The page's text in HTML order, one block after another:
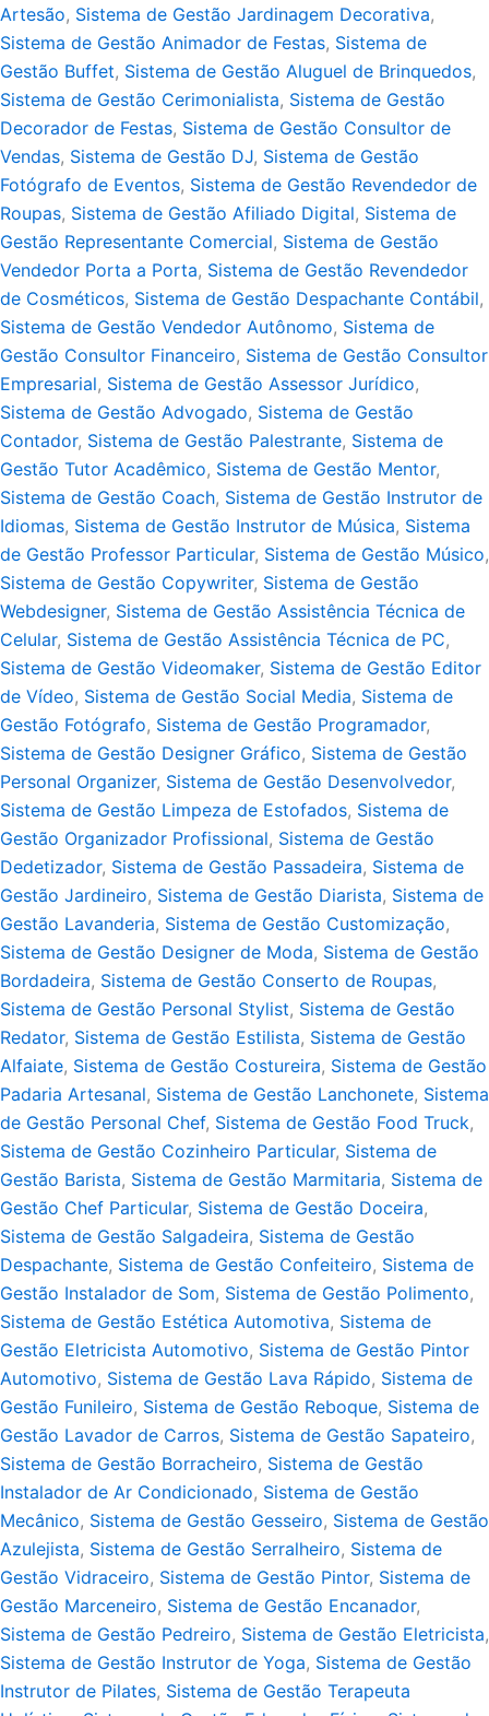
Artesão, Sistema de Gestão Jardinagem Decorativa,
Sistema de Gestão Animador de Festas, Sistema de
Gestão Buffet, Sistema de Gestão Aluguel de Brinquedos,
Sistema de Gestão Cerimonialista, Sistema de Gestão
Decorador de Festas, Sistema de Gestão Consultor de
Vendas, Sistema de Gestão DJ, Sistema de Gestão
Fotógrafo de Eventos, Sistema de Gestão Revendedor de
Roupas, Sistema de Gestão Afiliado Digital, Sistema de
Gestão Representante Comercial, Sistema de Gestão
Vendedor Porta a Porta, Sistema de Gestão Revendedor
de Cosméticos, Sistema de Gestão Despachante Contábil,
Sistema de Gestão Vendedor Autônomo, Sistema de
Gestão Consultor Financeiro, Sistema de Gestão Consultor
Empresarial, Sistema de Gestão Assessor Jurídico,
Sistema de Gestão Advogado, Sistema de Gestão
Contador, Sistema de Gestão Palestrante, Sistema de
Gestão Tutor Acadêmico, Sistema de Gestão Mentor,
Sistema de Gestão Coach, Sistema de Gestão Instrutor de
Idiomas, Sistema de Gestão Instrutor de Música, Sistema
de Gestão Professor Particular, Sistema de Gestão Músico,
Sistema de Gestão Copywriter, Sistema de Gestão
Webdesigner, Sistema de Gestão Assistência Técnica de
Celular, Sistema de Gestão Assistência Técnica de PC,
Sistema de Gestão Videomaker, Sistema de Gestão Editor
de Vídeo, Sistema de Gestão Social Media, Sistema de
Gestão Fotógrafo, Sistema de Gestão Programador,
Sistema de Gestão Designer Gráfico, Sistema de Gestão
Personal Organizer, Sistema de Gestão Desenvolvedor,
Sistema de Gestão Limpeza de Estofados, Sistema de
Gestão Organizador Profissional, Sistema de Gestão
Dedetizador, Sistema de Gestão Passadeira, Sistema de
Gestão Jardineiro, Sistema de Gestão Diarista, Sistema de
Gestão Lavanderia, Sistema de Gestão Customização,
Sistema de Gestão Designer de Moda, Sistema de Gestão
Bordadeira, Sistema de Gestão Conserto de Roupas,
Sistema de Gestão Personal Stylist, Sistema de Gestão
Redator, Sistema de Gestão Estilista, Sistema de Gestão
Alfaiate, Sistema de Gestão Costureira, Sistema de Gestão
Padaria Artesanal, Sistema de Gestão Lanchonete, Sistema
de Gestão Personal Chef, Sistema de Gestão Food Truck,
Sistema de Gestão Cozinheiro Particular, Sistema de
Gestão Barista, Sistema de Gestão Marmitaria, Sistema de
Gestão Chef Particular, Sistema de Gestão Doceira,
Sistema de Gestão Salgadeira, Sistema de Gestão
Despachante, Sistema de Gestão Confeiteiro, Sistema de
Gestão Instalador de Som, Sistema de Gestão Polimento,
Sistema de Gestão Estética Automotiva, Sistema de
Gestão Eletricista Automotivo, Sistema de Gestão Pintor
Automotivo, Sistema de Gestão Lava Rápido, Sistema de
Gestão Funileiro, Sistema de Gestão Reboque, Sistema de
Gestão Lavador de Carros, Sistema de Gestão Sapateiro,
Sistema de Gestão Borracheiro, Sistema de Gestão
Instalador de Ar Condicionado, Sistema de Gestão
Mecânico, Sistema de Gestão Gesseiro, Sistema de Gestão
Azulejista, Sistema de Gestão Serralheiro, Sistema de
Gestão Vidraceiro, Sistema de Gestão Pintor, Sistema de
Gestão Marceneiro, Sistema de Gestão Encanador,
Sistema de Gestão Pedreiro, Sistema de Gestão Eletricista,
Sistema de Gestão Instrutor de Yoga, Sistema de Gestão
Instrutor de Pilates, Sistema de Gestão Terapeuta